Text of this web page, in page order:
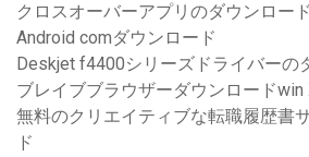
クロスオーバーアプリのダウンロード
Android comダウンロード
Deskjet f4400シリーズドライバーの
ブレイブブラウザーダウンロードwin
無料のクリエイティブな転職履歴書
ド